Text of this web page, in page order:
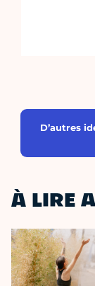
D’autres
À LIRE